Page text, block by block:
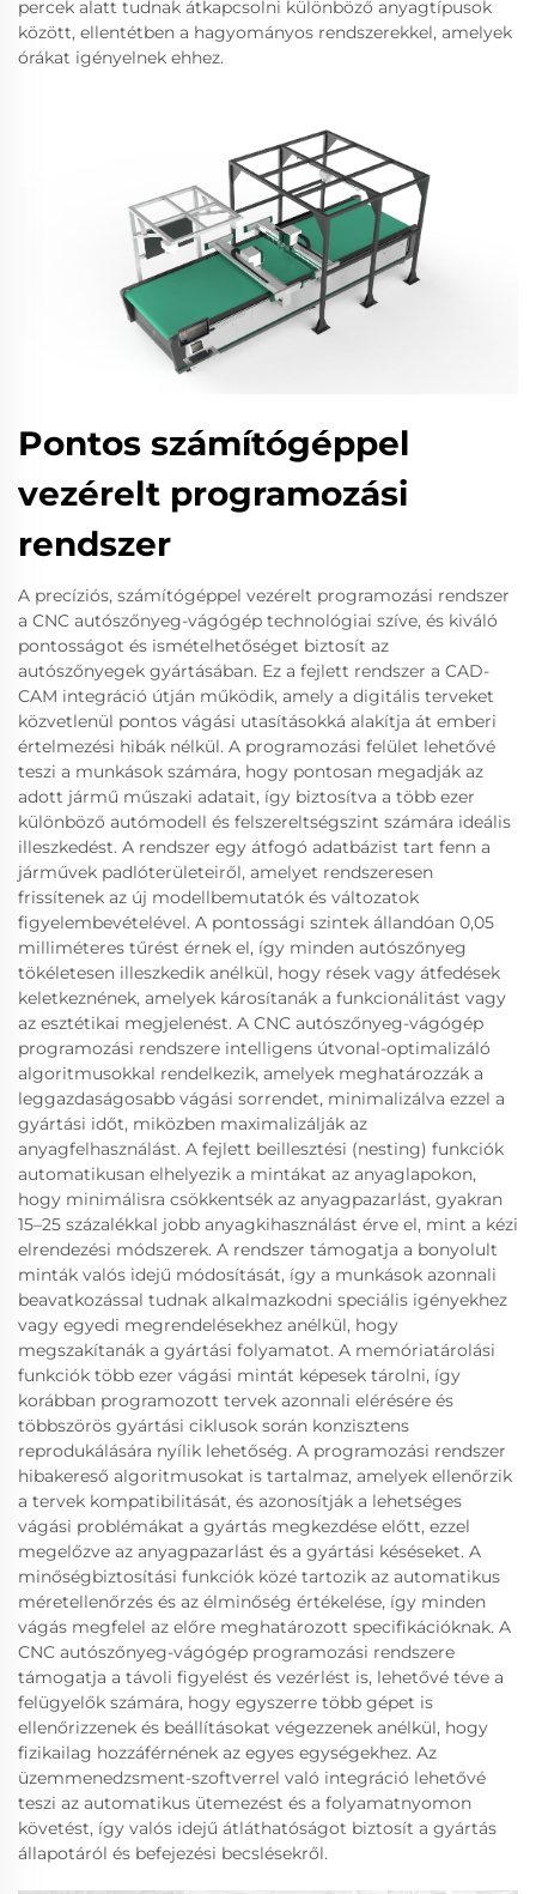
percek alatt tudnak átkapcsolni különböző anyagtípusok
között, ellentétben a hagyományos rendszerekkel, amelyek
órákat igényelnek ehhez.
Pontos számítógéppel
vezérelt programozási
rendszer
A precíziós, számítógéppel vezérelt programozási rendszer
a CNC autószőnyeg-vágógép technológiai szíve, és kiváló
pontosságot és ismételhetőséget biztosít az
autószőnyegek gyártásában. Ez a fejlett rendszer a CAD-
CAM integráció útján működik, amely a digitális terveket
közvetlenül pontos vágási utasításokká alakítja át emberi
értelmezési hibák nélkül. A programozási felület lehetővé
teszi a munkások számára, hogy pontosan megadják az
adott jármű műszaki adatait, így biztosítva a több ezer
különböző autómodell és felszereltségszint számára ideális
illeszkedést. A rendszer egy átfogó adatbázist tart fenn a
járművek padlóterületeiről, amelyet rendszeresen
frissítenek az új modellbemutatók és változatok
figyelembevételével. A pontossági szintek állandóan 0,05
milliméteres tűrést érnek el, így minden autószőnyeg
tökéletesen illeszkedik anélkül, hogy rések vagy átfedések
keletkeznének, amelyek károsítanák a funkcionálitást vagy
az esztétikai megjelenést. A CNC autószőnyeg-vágógép
programozási rendszere intelligens útvonal-optimalizáló
algoritmusokkal rendelkezik, amelyek meghatározzák a
leggazdaságosabb vágási sorrendet, minimalizálva ezzel a
gyártási időt, miközben maximalizálják az
anyagfelhasználást. A fejlett beillesztési (nesting) funkciók
automatikusan elhelyezik a mintákat az anyaglapokon,
hogy minimálisra csökkentsék az anyagpazarlást, gyakran
15–25 százalékkal jobb anyagkihasználást érve el, mint a kézi
elrendezési módszerek. A rendszer támogatja a bonyolult
minták valós idejű módosítását, így a munkások azonnali
beavatkozással tudnak alkalmazkodni speciális igényekhez
vagy egyedi megrendelésekhez anélkül, hogy
megszakítanák a gyártási folyamatot. A memóriatárolási
funkciók több ezer vágási mintát képesek tárolni, így
korábban programozott tervek azonnali elérésére és
többszörös gyártási ciklusok során konzisztens
reprodukálására nyílik lehetőség. A programozási rendszer
hibakereső algoritmusokat is tartalmaz, amelyek ellenőrzik
a tervek kompatibilitását, és azonosítják a lehetséges
vágási problémákat a gyártás megkezdése előtt, ezzel
megelőzve az anyagpazarlást és a gyártási késéseket. A
minőségbiztosítási funkciók közé tartozik az automatikus
méretellenőrzés és az élminőség értékelése, így minden
vágás megfelel az előre meghatározott specifikációknak. A
CNC autószőnyeg-vágógép programozási rendszere
támogatja a távoli figyelést és vezérlést is, lehetővé téve a
felügyelők számára, hogy egyszerre több gépet is
ellenőrizzenek és beállításokat végezzenek anélkül, hogy
fizikailag hozzáférnének az egyes egységekhez. Az
üzemmenedzsment-szoftverrel való integráció lehetővé
teszi az automatikus ütemezést és a folyamatnyomon
követést, így valós idejű átláthatóságot biztosít a gyártás
állapotáról és befejezési becslésekről.